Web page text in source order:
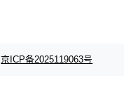
京ICP备2025119063号